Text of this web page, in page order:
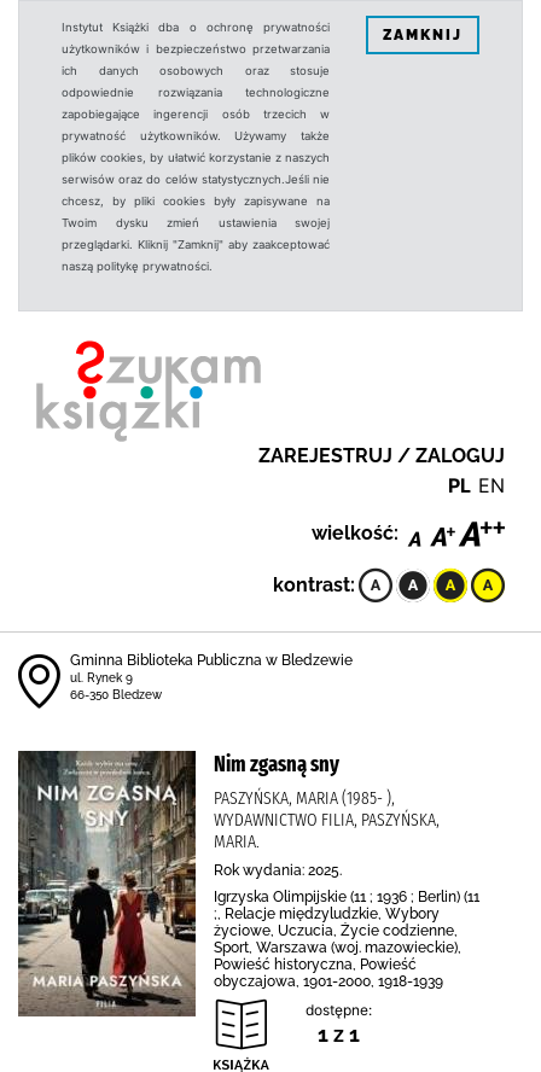
Instytut Książki dba o ochronę prywatności
użytkowników i bezpieczeństwo przetwarzania
ich danych osobowych oraz stosuje
odpowiednie rozwiązania technologiczne
zapobiegające ingerencji osób trzecich w
prywatność użytkowników. Używamy także
plików cookies, by ułatwić korzystanie z naszych
serwisów oraz do celów statystycznych.Jeśli nie
chcesz, by pliki cookies były zapisywane na
Twoim dysku zmień ustawienia swojej
przeglądarki. Kliknij "Zamknij" aby zaakceptować
naszą politykę prywatności.
ZAMKNIJ
ZAREJESTRUJ / ZALOGUJ
PL EN
wielkość:
kontrast:
Gminna Biblioteka Publiczna w Bledzewie
ul. Rynek 9
66-350 Bledzew
Nim zgasną sny
PASZYŃSKA, MARIA (1985- ),
WYDAWNICTWO FILIA, PASZYŃSKA,
MARIA.
Rok wydania: 2025.
Igrzyska Olimpijskie (11 ; 1936 ; Berlin) (11
;, Relacje międzyludzkie, Wybory
życiowe, Uczucia, Życie codzienne,
Sport, Warszawa (woj. mazowieckie),
Powieść historyczna, Powieść
obyczajowa, 1901-2000, 1918-1939
dostępne:
1 z 1